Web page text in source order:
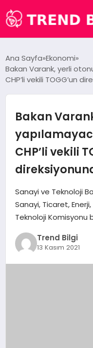
DÜNYA
MAGAZIN
SPOR
YAŞAM
Ana Sayfa Ekonomi
Bakan Varank, yerli
CHP’li vekili TOGG’un
Bakan
CHP’li vekili
Sanayi ve Teknoloji
Sanayi, Ticaret,
Teknoloji Komisyonu
Trend Bilgi
13 Kasım 2021